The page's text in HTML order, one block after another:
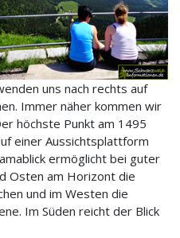
uns nach rechts auf
Immer näher kommen wir
höchste Punkt am 1495
einer Aussichtsplattform
ermöglicht bei guter
Osten am Horizont die
und im Westen die
Im Süden reicht der Blick